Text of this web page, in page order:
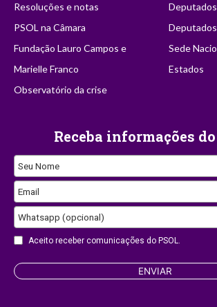
Resoluções e notas
PSOL na Câmara
Fundação Lauro Campos e
Marielle Franco
Observatório da crise
Sede
Estados
Receba informações do
Seu Nome
Email
Whatsapp (opcional)
Aceito receber comunicações do PSOL.
Business
Email
ENVIAR